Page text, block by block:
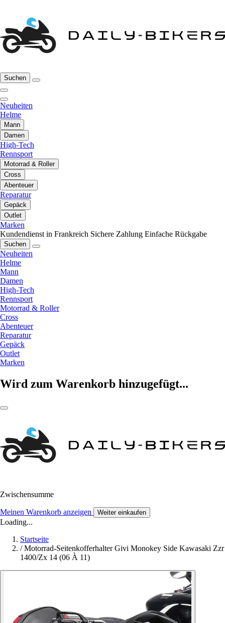
Suchen
Neuheiten
Helme
Mann
Damen
High-Tech
Rennsport
Motorrad & Roller
Cross
Abenteuer
Reparatur
Gepäck
Outlet
Marken
Kundendienst in Frankreich Sichere Zahlung Einfache Rückgabe
Suchen
Neuheiten
Helme
Mann
Damen
High-Tech
Rennsport
Motorrad & Roller
Cross
Abenteuer
Reparatur
Gepäck
Outlet
Marken
Wird zum Warenkorb hinzugefügt...
Zwischensumme
Meinen Warenkorb anzeigen Weiter einkaufen
Loading...
Startseite
/ Motorrad-Seitenkofferhalter Givi Monokey Side Kawasaki Zzr
1400/Zx 14 (06 À 11)